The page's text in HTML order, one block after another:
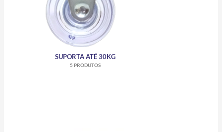
SUPORTA ATÉ 30KG
5 PRODUTOS